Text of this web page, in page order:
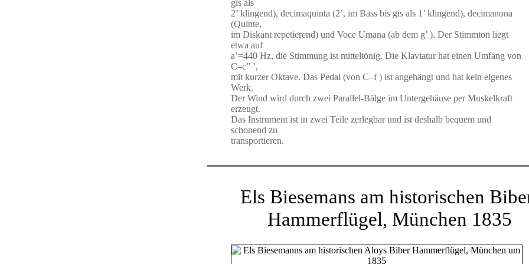
gis als
2’ klingend), decimaquinta (2’, im Bass bis gis als 1’ klingend), decimanona
(Quinte,
im Diskant repetierend) und Voce Umana (ab dem g’ ). Der Stimmton liegt
etwa auf
a’=440 Hz, die Stimmung ist mitteltönig. Die Klaviatur hat einen Umfang von
C–c” ’,
mit kurzer Oktave. Das Pedal (von C–f ) ist angehängt und hat kein eigenes
Werk.
Der Wind wird durch zwei Parallel-Bälge im Untergehäuse per Muskelkraft
erzeugt.
Das Instrument ist in zwei Teile zerlegbar und ist deshalb bequem und
schonend zu
transportieren.
Els Biesemans am historischen
Hammerflügel, München 1835